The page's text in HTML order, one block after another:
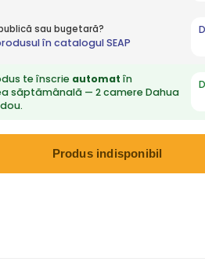
sau bugetară?
în catalogul SEAP
te înscrie automat în
săptămânală — 2 camere Dahua
Produs indisponibil